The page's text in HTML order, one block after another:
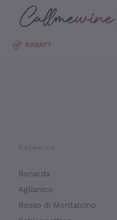
Zum Hauptinhalt springen
RABATT
Rotweine
Bonarda
Aglianico
Rosso di Montalcino